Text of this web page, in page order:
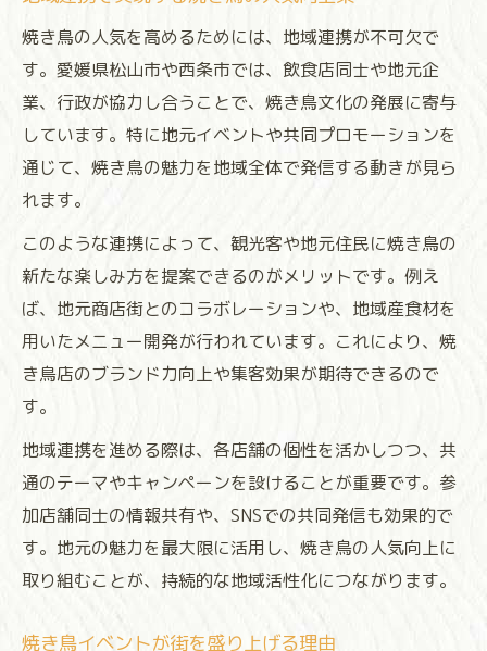
焼き鳥の人気を高めるためには、地域連携が不可欠で
す。愛媛県松山市や西条市では、飲食店同士や地元企
業、行政が協力し合うことで、焼き鳥文化の発展に寄与
しています。特に地元イベントや共同プロモーションを
通じて、焼き鳥の魅力を地域全体で発信する動きが見ら
れます。
このような連携によって、観光客や地元住民に焼き鳥の
新たな楽しみ方を提案できるのがメリットです。例え
ば、地元商店街とのコラボレーションや、地域産食材を
用いたメニュー開発が行われています。これにより、焼
き鳥店のブランド力向上や集客効果が期待できるので
す。
地域連携を進める際は、各店舗の個性を活かしつつ、共
通のテーマやキャンペーンを設けることが重要です。参
加店舗同士の情報共有や、SNSでの共同発信も効果的で
す。地元の魅力を最大限に活用し、焼き鳥の人気向上に
取り組むことが、持続的な地域活性化につながります。
焼き鳥イベントが街を盛り上げる理由